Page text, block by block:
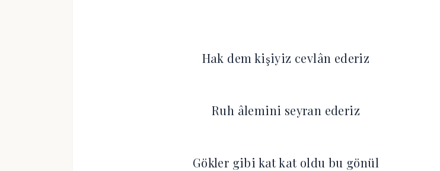
Hak dem kişiyiz cevlân ederiz
Ruh âlemini seyran ederiz
Gökler gibi kat kat oldu bu gönül